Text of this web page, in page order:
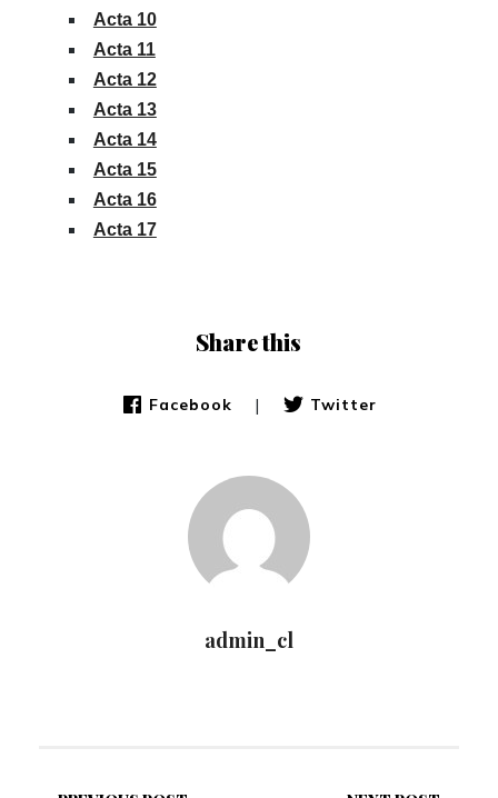
Acta 10
Acta 11
Acta 12
Acta 13
Acta 14
Acta 15
Acta 16
Acta 17
Share this
Facebook | Twitter
admin_cl